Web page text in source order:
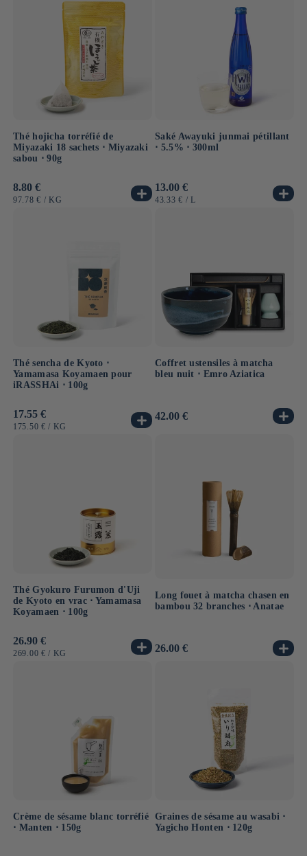
Thé hojicha torréfié de
Miyazaki 18 sachets ⋅ Miyazaki
sabou ⋅ 90g
Prix
habituel
8.80 €
PRIX
97.78 € / PAR
KG
Saké Awayuki junmai pétillant
⋅ 5.5% ⋅ 300ml
Prix
habituel
13.00 €
PRIX
43.33 € / PAR
L
Thé sencha de Kyoto ⋅
Yamamasa Koyamaen pour
iRASSHAi ⋅ 100g
Prix
habituel
17.55 €
PRIX
175.50 € / PAR
KG
Coffret ustensiles à matcha
bleu nuit ⋅ Emro Aziatica
Prix
42.00 €
Thé Gyokuro Furumon d'Uji
de Kyoto en vrac ⋅ Yamamasa
Koyamaen ⋅ 100g
Prix
habituel
26.90 €
PRIX
269.00 € / PAR
KG
Long fouet à matcha chasen en
bambou 32 branches ⋅ Anatae
Prix
26.00 €
Crème de sésame blanc torréfié
⋅ Manten ⋅ 150g
Graines de sésame au wasabi ⋅
Yagicho Honten ⋅ 120g